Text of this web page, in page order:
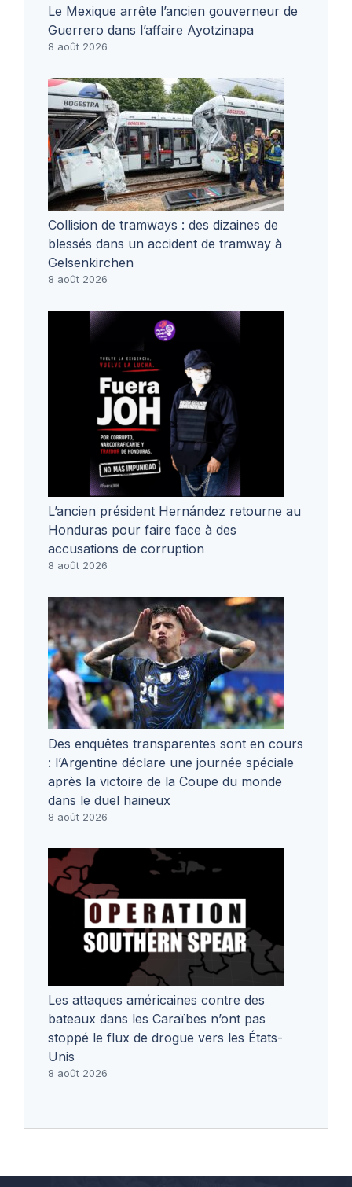
Le Mexique arrête l’ancien gouverneur de
Guerrero dans l’affaire Ayotzinapa
8 août 2026
Collision de tramways : des dizaines de
blessés dans un accident de tramway à
Gelsenkirchen
8 août 2026
L’ancien président Hernández retourne au
Honduras pour faire face à des
accusations de corruption
8 août 2026
Des enquêtes transparentes sont en cours
: l’Argentine déclare une journée spéciale
après la victoire de la Coupe du monde
dans le duel haineux
8 août 2026
Les attaques américaines contre des
bateaux dans les Caraïbes n’ont pas
stoppé le flux de drogue vers les États-
Unis
8 août 2026